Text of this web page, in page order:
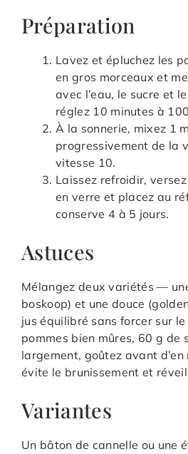
Préparation
Lavez et épluchez les
en gros morceaux et
avec l’eau, le sucre et
réglez 10 minutes à
À la sonnerie, mixez 1
progressivement de la
vitesse 10.
Laissez refroidir,
en verre et placez au
conserve 4 à 5 jours.
Astuces
Mélangez deux variétés —
boskoop) et une douce
jus équilibré sans forcer sur
pommes bien mûres, 60 g de
largement, goûtez avant
évite le brunissement et
Variantes
Un bâton de cannelle ou une